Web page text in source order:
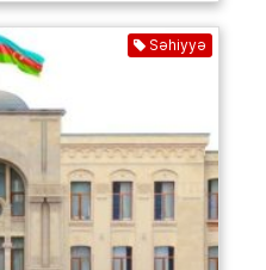
Səhiyyə